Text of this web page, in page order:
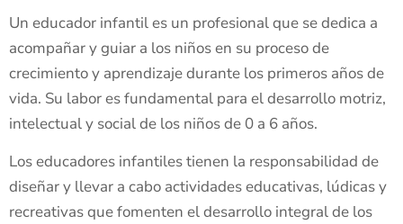
Un educador infantil es un profesional que se dedica a
acompañar y guiar a los niños en su proceso de
crecimiento y aprendizaje durante los primeros años de
vida. Su labor es fundamental para el desarrollo motriz,
intelectual y social de los niños de 0 a 6 años.
Los educadores infantiles tienen la responsabilidad de
diseñar y llevar a cabo actividades educativas, lúdicas y
recreativas que fomenten el desarrollo integral de los